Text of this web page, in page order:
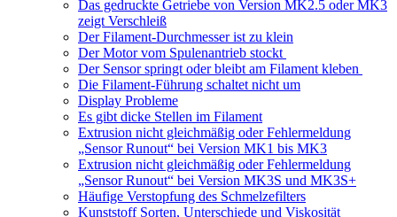
Das gedruckte Getriebe von Version MK2.5 oder MK3
zeigt Verschleiß
Der Filament-Durchmesser ist zu klein
Der Motor vom Spulenantrieb stockt
Der Sensor springt oder bleibt am Filament kleben
Die Filament-Führung schaltet nicht um
Display Probleme
Es gibt dicke Stellen im Filament
Extrusion nicht gleichmäßig oder Fehlermeldung
„Sensor Runout“ bei Version MK1 bis MK3
Extrusion nicht gleichmäßig oder Fehlermeldung
„Sensor Runout“ bei Version MK3S und MK3S+
Häufige Verstopfung des Schmelzefilters
Kunststoff Sorten, Unterschiede und Viskosität